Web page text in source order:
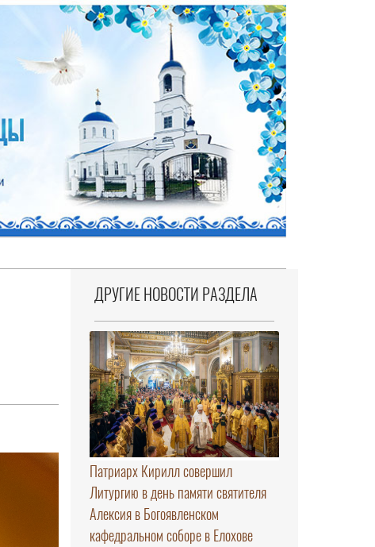
ДРУГИЕ НОВОСТИ РАЗДЕЛА
Патриарх Кирилл совершил
Литургию в день памяти святителя
Алексия в Богоявленском
кафедральном соборе в Елохове